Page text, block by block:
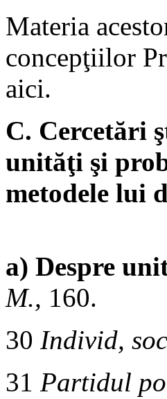
Materia
concepţiilor
aici.
C. Cercetări
unităţi şi
metodele lui
a) Despre
M., 160.
30 Individ,
31 Partidul